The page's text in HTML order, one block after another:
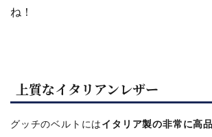
ね！
上質なイタリアンレザー
グッチのベルトにはイタリア製の非常に高